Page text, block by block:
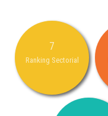
7
Ranking Sectorial